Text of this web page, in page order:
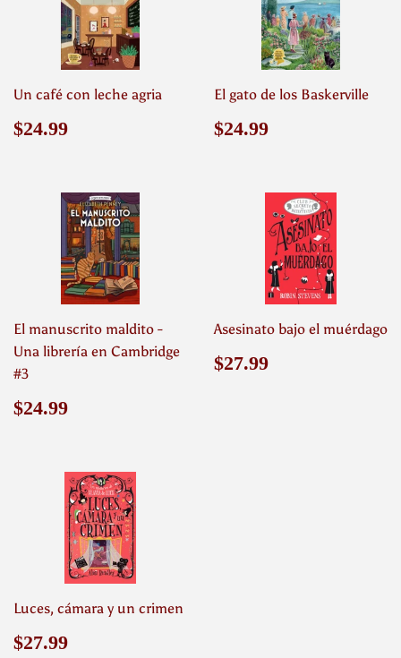
Un café con leche agria
Precio
$24.99
El gato de los Baskerville
Precio
$24.99
El manuscrito maldito -
Una librería en Cambridge
#3
Precio
$24.99
Asesinato bajo el muérdago
Precio
$27.99
Luces, cámara y un crimen
Precio
$27.99